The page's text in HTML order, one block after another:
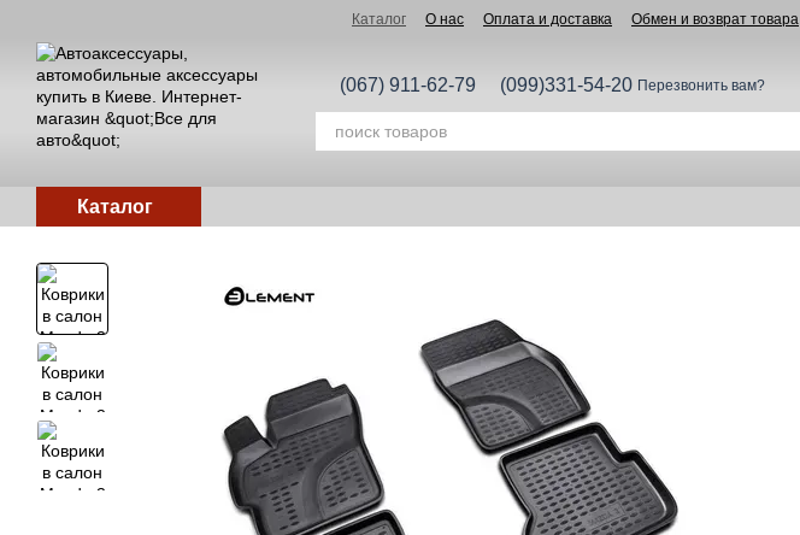
Каталог О нас Оплата и доставка Обмен и возврат товара
(067) 911-62-79 (099)331-54-20 Перезвонить вам?
Каталог